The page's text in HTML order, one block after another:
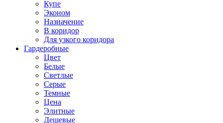
Купе
Эконом
Назначение
В коридор
Для узкого коридора
Гардеробные
Цвет
Белые
Светлые
Серые
Темные
Цена
Элитные
Дешевые